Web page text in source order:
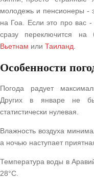
молодежь и пенсионеры -
на Гоа. Если это про вас -
сразу переключится на
Вьетнам или Таиланд
Особенности
Погода радует
Других в январе не
статистически нулевая.
Влажность воздуха
а ночью наступает
Температура воды в
28°C.